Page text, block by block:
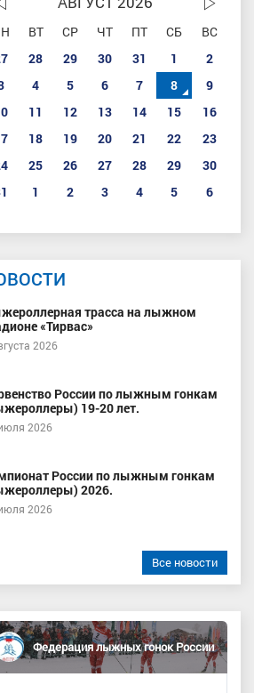
ВТ СР ЧТ ПТ СБ
ВС
28 29 30 31 1
2
4 5 6 7 8
9
11 12 13 14 15
16
18 19 20 21 22
23
25 26 27 28 29
30
1 2 3 4 5 6
трасса на лыжном
«Тирвас»
2026
России по лыжным гонкам
19-20 лет.
2026
России по лыжным гонкам
2026.
2026
Все новости
Федерация лыжных гонок России